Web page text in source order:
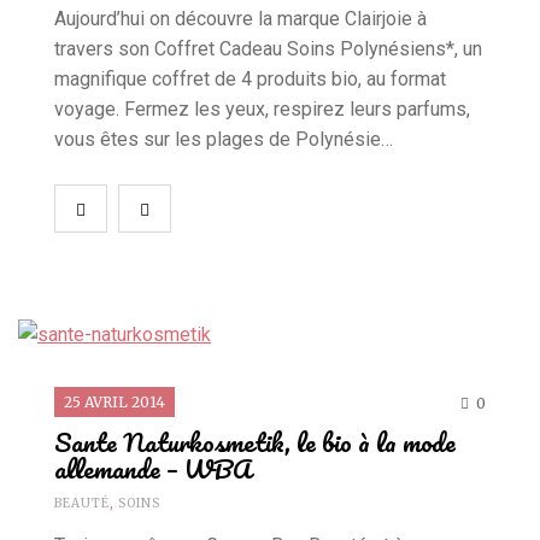
Aujourd’hui on découvre la marque Clairjoie à
travers son Coffret Cadeau Soins Polynésiens*, un
magnifique coffret de 4 produits bio, au format
voyage. Fermez les yeux, respirez leurs parfums,
vous êtes sur les plages de Polynésie…
25 AVRIL 2014 0
Sante Naturkosmetik, le bio à la mode
allemande – WBA
BEAUTÉ SOINS